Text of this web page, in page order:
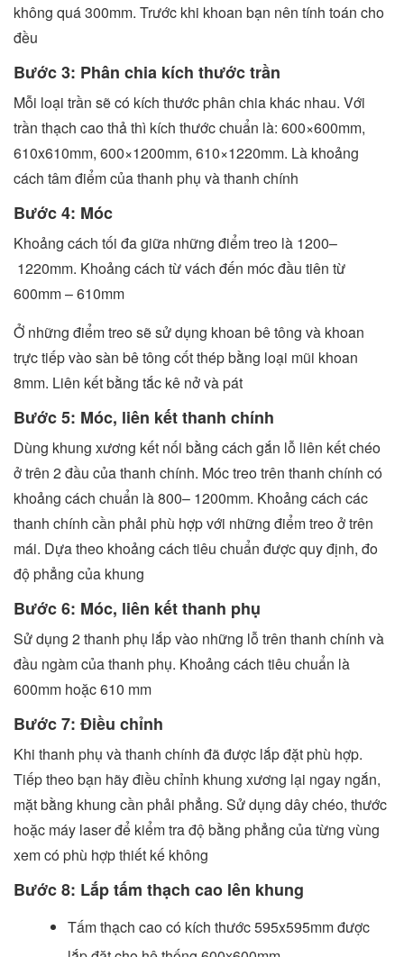
không quá 300mm. Trước khi khoan bạn nên tính toán cho
đều
Bước 3: Phân chia kích thước trần
Mỗi loại trần sẽ có kích thước phân chia khác nhau. Với
trần thạch cao thả thì kích thước chuẩn là: 600×600mm,
610x610mm, 600×1200mm, 610×1220mm. Là khoảng
cách tâm điểm của thanh phụ và thanh chính
Bước 4: Móc
Khoảng cách tối đa giữa những điểm treo là 1200–
1220mm. Khoảng cách từ vách đến móc đầu tiên từ
600mm – 610mm
Ở những điểm treo sẽ sử dụng khoan bê tông và khoan
trực tiếp vào sàn bê tông cốt thép bằng loại mũi khoan
8mm. Liên kết bằng tắc kê nở và pát
Bước 5: Móc, liên kết thanh chính
Dùng khung xương kết nối bằng cách gắn lỗ liên kết chéo
ở trên 2 đầu của thanh chính. Móc treo trên thanh chính có
khoảng cách chuẩn là 800– 1200mm. Khoảng cách các
thanh chính cần phải phù hợp với những điểm treo ở trên
mái. Dựa theo khoảng cách tiêu chuẩn được quy định, đo
độ phẳng của khung
Bước 6: Móc, liên kết thanh phụ
Sử dụng 2 thanh phụ lắp vào những lỗ trên thanh chính và
đầu ngàm của thanh phụ. Khoảng cách tiêu chuẩn là
600mm hoặc 610 mm
Bước 7: Điều chỉnh
Khi thanh phụ và thanh chính đã được lắp đặt phù hợp.
Tiếp theo bạn hãy điều chỉnh khung xương lại ngay ngắn,
mặt bằng khung cần phải phẳng. Sử dụng dây chéo, thước
hoặc máy laser để kiểm tra độ bằng phẳng của từng vùng
xem có phù hợp thiết kế không
Bước 8: Lắp tấm thạch cao lên khung
Tấm thạch cao có kích thước 595x595mm được